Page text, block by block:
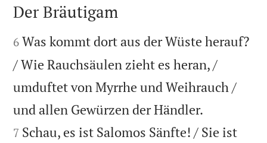

Der Bräutigam

6 Was kommt dort aus der Wüste herauf?
/ Wie Rauchsäulen zieht es heran, /
umduftet von Myrrhe und Weihrauch /
und allen Gewürzen der Händler.
7 Schau, es ist Salomos Sänfte! / Sie ist